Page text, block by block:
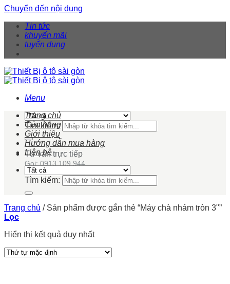
Chuyển đến nội dung
Tin tức
khuyến mãi
tuyển dụng
Menu
Tìm kiếm:
Tư vấn trực tiếp
Gọi: 0913 109 944
Trang chủ
Cửa hàng
Giới thiệu
Hướng dẫn mua hàng
Liên hệ
Tìm kiếm:
Trang chủ /Sản phẩm được gắn thẻ “Máy chà nhám tròn 3"”
Lọc
Hiển thị kết quả duy nhất